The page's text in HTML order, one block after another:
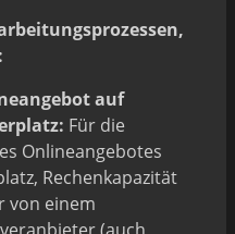
auf
Für die
Onlineangebotes
Rechenkapazität
von einem